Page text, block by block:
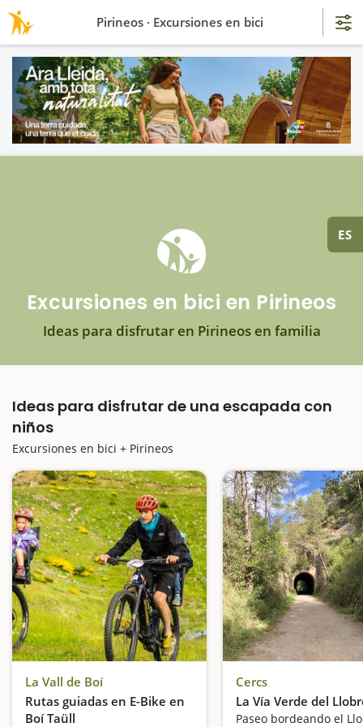
ES
Excursiones en bici en Pirineos
Ideas para disfrutar en Pirineos en familia
Ideas para disfrutar de una escapada con
niños
Excursiones en bici + Pirineos
La Vall de Boí
Rutas guiadas en E-Bike en
Boí Taüll
Cercs
La Vía Verde del
Paseo bordeando el
Pirineos · Excursiones en bici